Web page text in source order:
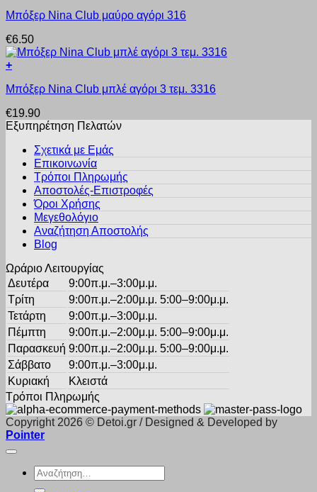
μπορούν
επιλεγούν
στη
σελίδα
του
προϊόντος
το
έχει
πολλαπλές
παραλλαγές.
επιλογές
να
επιλεγούν
σελίδα
προϊόντος
Μπόξερ Nina Club μαύρο αγόρι 316
€6.50
+
το
έχει
πολλαπλές
επιλογές
μπορούν
επιλεγούν
σελίδα
Μπόξερ Nina Club μπλέ αγόρι 3 τεμ. 3316
€19.90
Εξυπηρέτηση Πελατών
Σχετικά με Εμάς
Επικοινωνία
Τρόποι Πληρωμής
Αποστολές-Επιστροφές
Όροι Χρήσης
Μεγεθολόγιο
Αναζήτηση Αποστολής
Blog
Ωράριο Λειτουργίας
Δευτέρα
9:00π.μ.–3:00μ.μ.
Τρίτη
9:00π.μ.–2:00μ.μ. 5:00–9:00μ.μ.
Τετάρτη
9:00π.μ.–3:00μ.μ.
Πέμπτη
9:00π.μ.–2:00μ.μ. 5:00–9:00μ.μ.
Παρασκευή 9:00π.μ.–2:00μ.μ. 5:00–9:00μ.μ.
Σάββατο
9:00π.μ.–3:00μ.μ.
Κυριακή
Κλειστά
Τρόποι Πληρωμής
Copyright 2026 © Detoi.gr / Designed & Developed by
Pointer
Αναζήτηση
για: